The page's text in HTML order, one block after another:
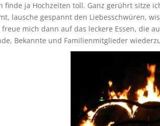
finde ja Hochzeiten toll. Ganz gerührt sitze
lausche gespannt den Liebesschwüren,
mich dann auf das leckere Essen, die
Bekannte und Familienmitglieder